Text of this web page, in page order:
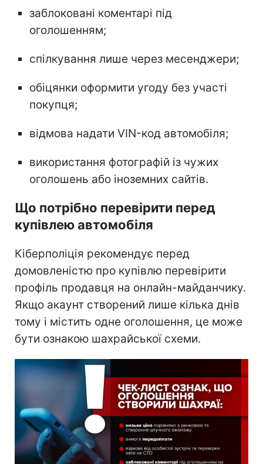
заблоковані коментарі під
оголошенням;
спілкування лише через месенджери;
обіцянки оформити угоду без участі
покупця;
відмова надати VIN-код автомобіля;
використання фотографій із чужих
оголошень або іноземних сайтів.
Що потрібно перевірити перед
купівлею автомобіля
Кіберполіція рекомендує перед
домовленістю про купівлю перевірити
профіль продавця на онлайн-майданчику.
Якщо акаунт створений лише кілька днів
тому і містить одне оголошення, це може
бути ознакою шахрайської схеми.